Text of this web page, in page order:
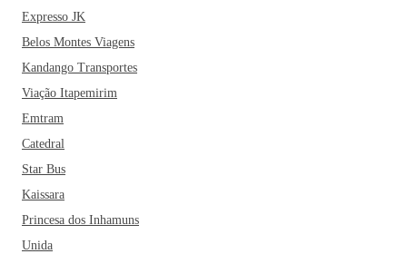
Expresso JK
Belos Montes Viagens
Kandango Transportes
Viação Itapemirim
Emtram
Catedral
Star Bus
Kaissara
Princesa dos Inhamuns
Unida